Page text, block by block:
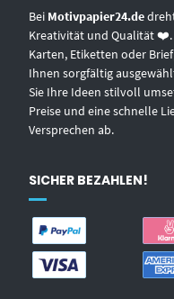
Bei Motivpapier24.de
Kreativität und Qualität ❤️.
Karten, Etiketten oder
Ihnen sorgfältig
Sie Ihre Ideen stilvoll
Preise und eine schnelle
Versprechen ab.
SICHER BEZAHLEN!